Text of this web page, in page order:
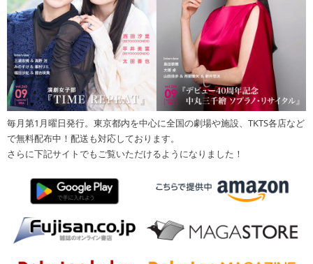
毎月第1月曜日発行。東京都内を中心に全国の劇場や施設、TKTS各店など
で無料配布中！配送も対応しております。
さらに下記サイトでもご覧いただけるようになりました！